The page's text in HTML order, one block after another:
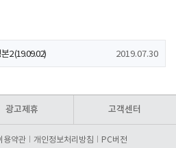
2 (19.09.02) 2019.07.30
광고제휴 고객센터
용약관 개인정보처리방침 PC버전